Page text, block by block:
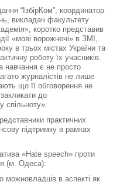
“ІзбірКом”, координатор
викладач факультету
коротко представив
«мові ворожнечі» в ЗМІ,
в трьох містах України та
роботу їх учасників.
навчання є не просто
журналістів не лише
що її обговорення не
до
спільноту».
практичних
підтримку в рамках
«Hate speech» проти
(м. Одеса):
в аспекті як